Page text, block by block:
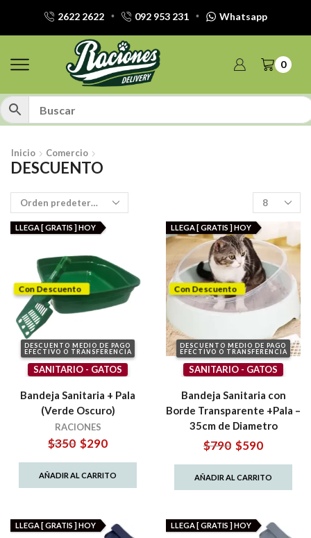
2622 2622 092 953 231 Whatsapp
0
Inicio Comercio
DESCUENTO
Productos
por
pagina
DESCUENTO MEDIO DE PAGO
EFECTIVO O TRANSFERENCIA
Con Descuento
LLEGA [ GRATIS ] HOY
SANITARIO - GATOS
Bandeja Sanitaria + Pala
(Verde Oscuro)
RACIONES
$350 El
era:
$290El
es:
AÑADIR AL CARRITO
DESCUENTO MEDIO DE PAGO
EFECTIVO O TRANSFERENCIA
Con Descuento
LLEGA [ GRATIS ] HOY
SANITARIO - GATOS
Bandeja Sanitaria con
Borde Transparente +Pala –
35cm de Diametro
$790 El
era:
$590El
es:
AÑADIR AL CARRITO
LLEGA [ GRATIS ] HOY LLEGA [ GRATIS ] HOY